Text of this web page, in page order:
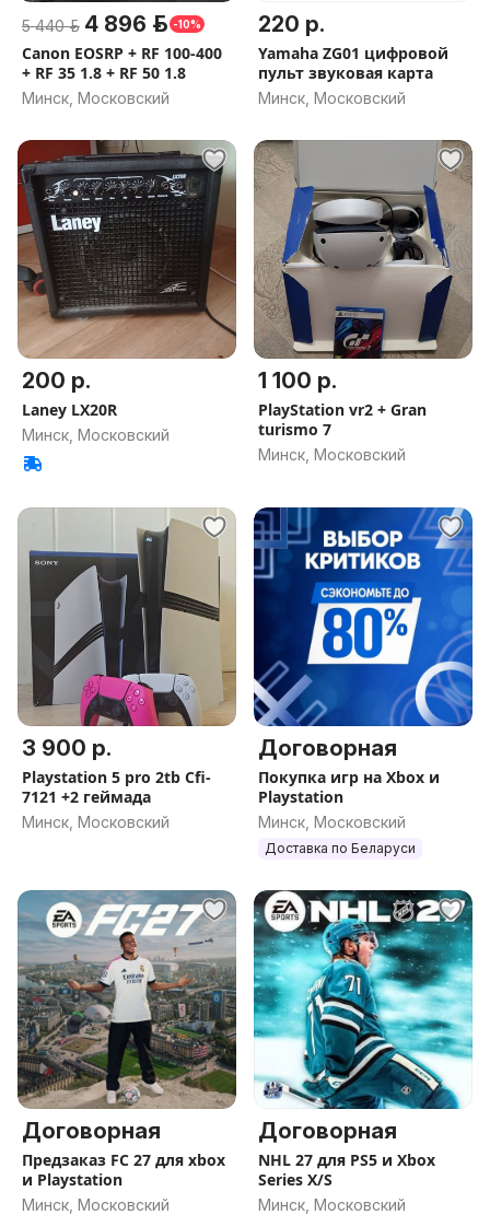
5 440 р. 4 896 р. -10%
Canon EOSRP + RF 100-400
+ RF 35 1.8 + RF 50 1.8
Минск, Московский
220 р.
Yamaha ZG01 цифровой
пульт звуковая карта
Минск, Московский
200 р.
Laney LX20R
Минск, Московский
1 100 р.
PlayStation vr2 + Gran
turismo 7
Минск, Московский
3 900 р.
Playstation 5 pro 2tb Cfi-
7121 +2 геймада
Минск, Московский
Договорная
Покупка игр на Xbox и
Playstation
Минск, Московский
Доставка по Беларуси
Договорная
Предзаказ FC 27 для xbox
и Playstation
Минск, Московский
Договорная
NHL 27 для PS5 и Xbox
Series X/S
Минск, Московский